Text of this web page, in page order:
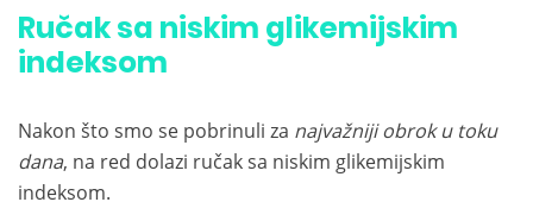
Ručak sa niskim glikemijskim
indeksom
Nakon što smo se pobrinuli za najvažniji obrok u toku
dana, na red dolazi ručak sa niskim glikemijskim
indeksom.